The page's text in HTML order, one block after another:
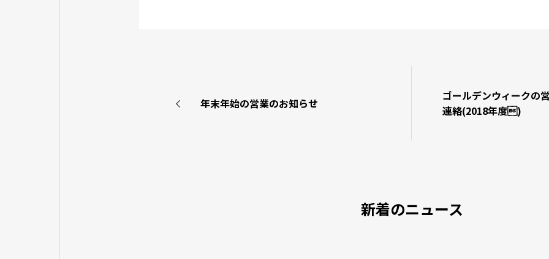
年末年始の営業のお知らせ
ゴールデンウィークの
連絡(2018年度)
新着のニュース